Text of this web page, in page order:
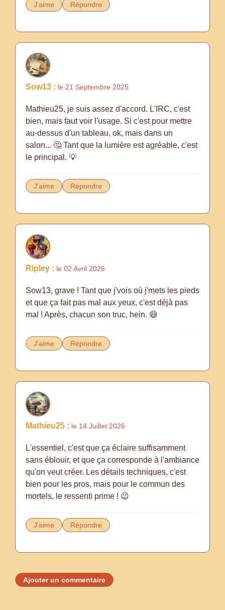
J'aime Répondre
Sow13 : le 21 Septembre 2025
Mathieu25, je suis assez d'accord. L'IRC, c'est
bien, mais faut voir l'usage. Si c'est pour mettre
au-dessus d'un tableau, ok, mais dans un
salon... 🤔 Tant que la lumière est agréable, c'est
le principal. 💡
J'aime Répondre
Ripley : le 02 Avril 2026
Sow13, grave ! Tant que j'vois où j'mets les pieds
et que ça fait pas mal aux yeux, c'est déjà pas
mal ! Après, chacun son truc, hein. 😅
J'aime Répondre
Mathieu25 : le 14 Juillet 2026
L'essentiel, c'est que ça éclaire suffisamment
sans éblouir, et que ça corresponde à l'ambiance
qu'on veut créer. Les détails techniques, c'est
bien pour les pros, mais pour le commun des
mortels, le ressenti prime ! 😉
J'aime Répondre
Ajouter un commentaire